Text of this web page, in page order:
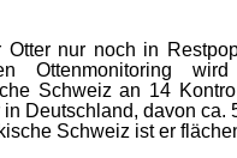
Otter nur noch in
Ottenmonitoring
Schweiz an 14
Deutschland, davon ca.
Schweiz ist er